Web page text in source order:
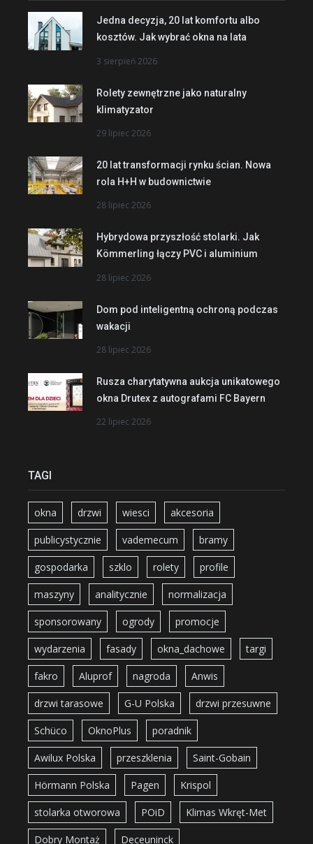
Jedna decyzja, 20 lat komfortu albo
kosztów. Jak wybrać okna na lata
3 sierpień 2026
Rolety zewnętrzne jako naturalny
klimatyzator
29 lipiec 2026
20 lat transformacji rynku ścian. Nowa
rola H+H w budownictwie
28 lipiec 2026
Hybrydowa przyszłość stolarki. Jak
Kömmerling łączy PVC i aluminium
28 lipiec 2026
Dom pod inteligentną ochroną podczas
wakacji
28 lipiec 2026
Rusza charytatywna aukcja unikatowego
okna Drutex z autografami FC Bayern
22 lipiec 2026
TAGI
okna drzwi wiesci akcesoria
publicystycznie vademecum bramy
gospodarka szklo rolety profile
maszyny analitycznie normalizacja
sponsorowany ogrody promocje
wydarzenia fasady okna_dachowe targi
fakro Aluprof nagroda Anwis
drzwi tarasowe G-U Polska drzwi przesuwne
Schüco OknoPlus poradnik
Awilux Polska przeszklenia Saint-Gobain
Hörmann Polska Pagen Krispol
stolarka otworowa POiD Klimas Wkręt-Met
Dobry Montaż Deceuninck